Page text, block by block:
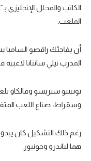
الكاتب والمحلل
الملعب.
أن يفاجئك راقصو السامبا
المدرب تيلي سانتانا
تونينيو سيريسو وفالكاو
وسقراط، صناع اللعب
هما لياندرو وجونيور.